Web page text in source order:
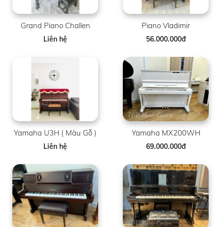
Grand Piano Challen
Liên hệ
Piano Vladimir
56.000.000đ
Yamaha U3H ( Màu Gỗ )
Liên hệ
Yamaha MX200WH
69.000.000đ